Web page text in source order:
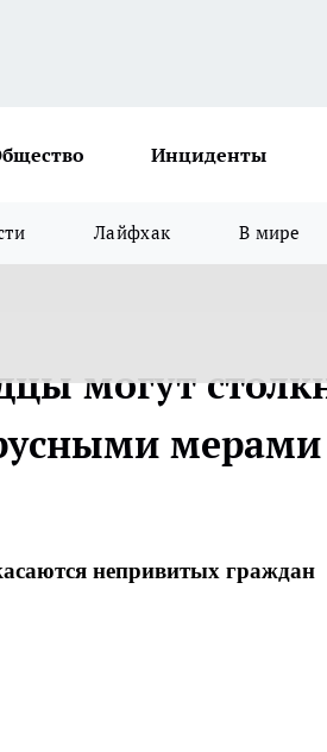
Инциденты
Лайфхак В мире
могут
мерами
непривитых граждан